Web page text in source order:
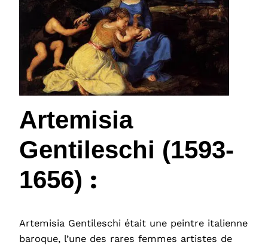
Artemisia
Gentileschi (1593-
1656) :
Artemisia Gentileschi était une peintre italienne
baroque, l’une des rares femmes artistes de